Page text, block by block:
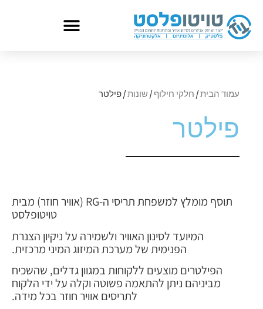
עמוד הבית/ חלקי חילוף/שונות/ פילטר
פילטר
תוסף מומלץ למשפחת תריסי ה-RG (אוויר חוזר) מבית
טויטופלסט
המיועד לסינון האוויר ולשמירה על ניקיון הצנרת
הפנימית של מערכת המיזוג המיני מרכזית.
הפילטרים מוצעים ללקוחות במגוון גדלים, שהשכיח
מביניהם ניתן להתאמה פשוטה וקלה על ידי הלקוח
לתריסים אוויר חוזר בכל מידה.